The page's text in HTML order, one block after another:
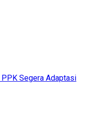
PPK Segera Adaptasi